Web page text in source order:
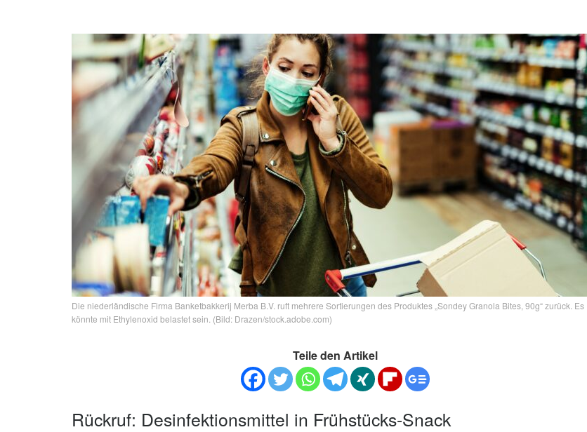
Die niederländische Firma Banketbakkerij Merba B.V. ruft mehrere Sortierungen des Produktes „Sondey Granola Bites, 90g“ zurück. Es
könnte mit Ethylenoxid belastet sein. (Bild: Drazen/stock.adobe.com)
Teile den Artikel
Rückruf: Desinfektionsmittel in Frühstücks-Snack